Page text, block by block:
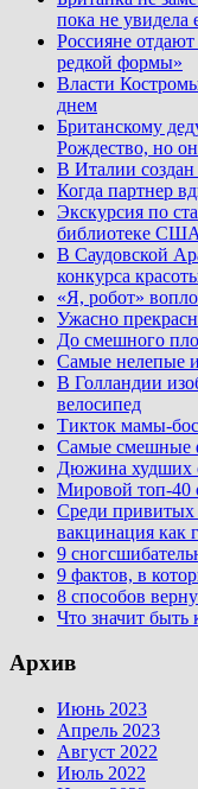
пока не увидела
Россияне
редкой формы»
Власти
днем
Британскому
Рождество, но
В Италии
Когда партнер
Экскурсия по
библиотеке США
В Саудовской
конкурса
«Я, робот»
Ужасно
До смешного
Самые нелепые
В Голландии
велосипед
Тикток мамы-
Самые смешные
Дюжина худших
Мировой топ-40
Среди привитых
вакцинация как
9
9 фактов, в
8 способов
Что значит быть
Архив
Июнь 2023
Апрель 2023
Август 2022
Июль 2022